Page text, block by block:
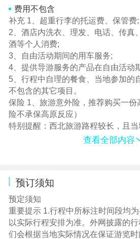
一正座；不满15人或因故无法安排
华空调旅游大巴车，并保证30%以上
随团
服务人员 地接中文导游服务
接送机为工作人员，不安排导游
保险 含旅行社责任险
儿童价
特殊说明 2-12周岁儿童费用仅含：
往返大交通儿童票、跟团游期间用
含门票、不含床位费，如超高产生门
现付，儿童请携带户口本本人页原件
费用不包含
补充 1、超重行李的托运费、保管费;
2、酒店内洗衣、理发、电话、传真
酒等个人消费;
3、自由活动期间的用车服务;
4、提供导游服务的产品在自由活动
5、行程中自理的餐食、当地参加的
不包含的其它项目。
保险 1、旅游意外险，推荐购买一
险不承保高原反应）
特别提醒：西北旅游路程较长，且
组团社务必建议客人购买旅游意外险
票；
2、儿童价格均为不占床不含早餐的
早餐费用敬请自理。1位成人携带1
占床，请选择单房差可选项。
查看全部内容
预订须知
预定须知
重要提示 1.行程中所标注时间段均
以实际行程安排为准。外网披露的
们会根据当地实际情况在保证游览